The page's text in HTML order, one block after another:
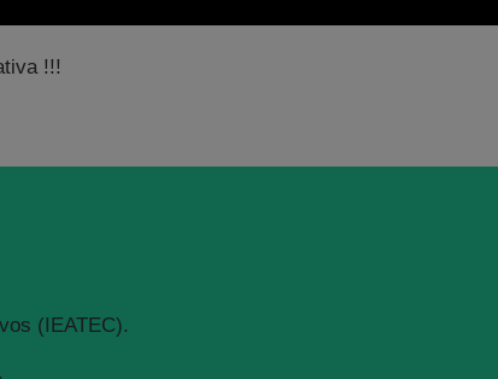
!!!
(IEATEC).